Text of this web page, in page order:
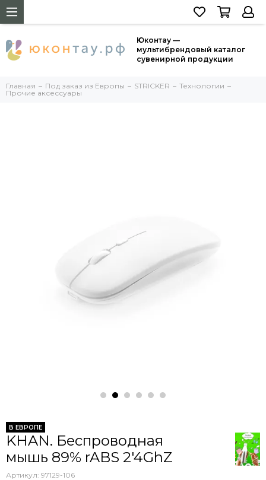
Юконтау —
мультибрендовый каталог
сувенирной продукции
Главная Под заказ из Европы STRICKER
Технологии
Прочие аксессуары
В ЕВРОПЕ
KHAN. Беспроводная
мышь 89% rABS 2'4GhZ
Артикул: 97129-106